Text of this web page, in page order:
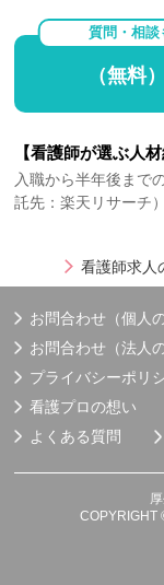
質問・相談
（無料
【看護師が選ぶ人
入職から半年後まで
託先：楽天リサーチ）
看護師求人
お問合わせ（個人
お問合わせ（法人
プライバシーポリ
看護プロの想い
よくある質問
COPYRIGHT